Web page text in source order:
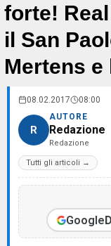
forte!
il San
Mertens e
08.02.2017 08:00
R
AUTORE
Redazione
Redazione
Tutti gli articoli →
Google